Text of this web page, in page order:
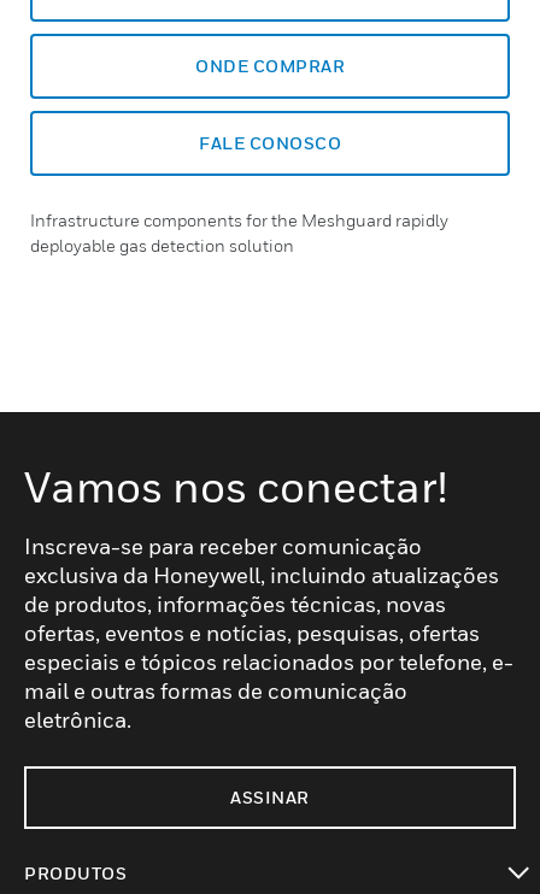
ONDE COMPRAR
FALE CONOSCO
Infrastructure components for the Meshguard rapidly
deployable gas detection solution
Vamos nos conectar!
Inscreva-se para receber comunicação
exclusiva da Honeywell, incluindo atualizações
de produtos, informações técnicas, novas
ofertas, eventos e notícias, pesquisas, ofertas
especiais e tópicos relacionados por telefone, e-
mail e outras formas de comunicação
eletrônica.
ASSINAR
PRODUTOS